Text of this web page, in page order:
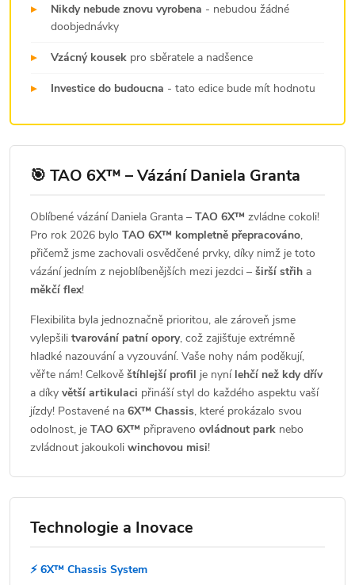
▸ Nikdy nebude znovu vyrobena - nebudou žádné
doobjednávky
▸ Vzácný kousek pro sběratele a nadšence
▸ Investice do budoucna - tato edice bude mít hodnotu
🎯 TAO 6X™ – Vázání Daniela Granta
Oblíbené vázání Daniela Granta – TAO 6X™ zvládne cokoli!
Pro rok 2026 bylo TAO 6X™ kompletně přepracováno,
přičemž jsme zachovali osvědčené prvky, díky nimž je toto
vázání jedním z nejoblíbenějších mezi jezdci – širší střih a
měkčí flex!
Flexibilita byla jednoznačně prioritou, ale zároveň jsme
vylepšili tvarování patní opory, což zajišťuje extrémně
hladké nazouvání a vyzouvání. Vaše nohy nám poděkují,
věřte nám! Celkově štíhlejší profil je nyní lehčí než kdy dřív
a díky větší artikulaci přináší styl do každého aspektu vaší
jízdy! Postavené na 6X™ Chassis, které prokázalo svou
odolnost, je TAO 6X™ připraveno ovládnout park nebo
zvládnout jakoukoli winchovou misi!
Technologie a Inovace
⚡ 6X™ Chassis System